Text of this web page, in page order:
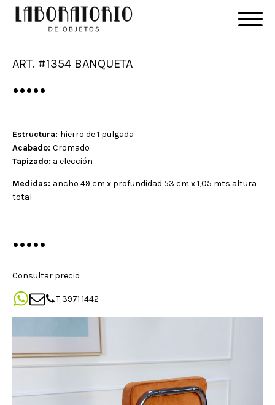
ART. #1354 BANQUETA
•••••
Estructura: hierro de 1 pulgada
Acabado: Cromado
Tapizado: a elección
Medidas: ancho 49 cm x profundidad 53 cm x 1,05 mts altura
total
•••••
Consultar precio
T 3971 1442